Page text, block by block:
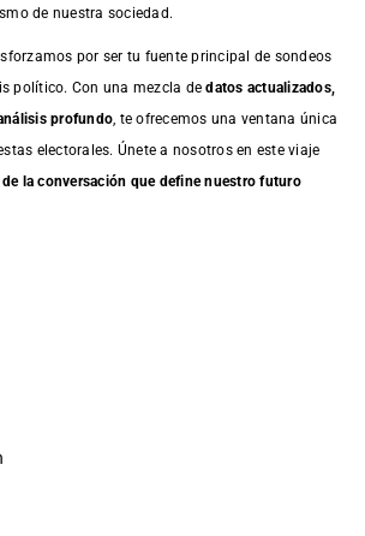
de nuestra sociedad.
por ser tu fuente principal de sondeos
político. Con una mezcla dedatos actualizados,
profundo , te ofrecemos una ventana única
electorales. Únete a nosotros en este viaje
de la conversación que define nuestro futuro